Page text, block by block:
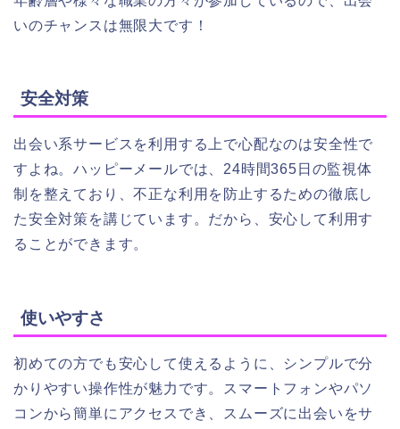
いのチャンスは無限大です！
安全対策
出会い系サービスを利用する上で心配なのは安全性で
すよね。ハッピーメールでは、24時間365日の監視体
制を整えており、不正な利用を防止するための徹底し
た安全対策を講じています。だから、安心して利用す
ることができます。
使いやすさ
初めての方でも安心して使えるように、シンプルで分
かりやすい操作性が魅力です。スマートフォンやパソ
コンから簡単にアクセスでき、スムーズに出会いをサ